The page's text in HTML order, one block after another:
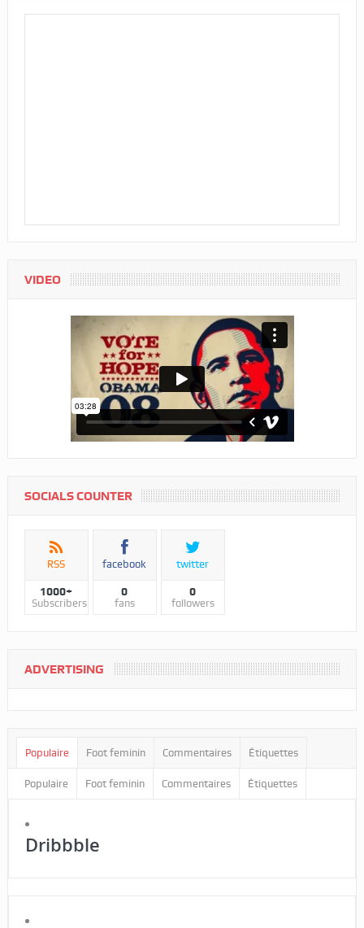
VIDEO
SOCIALS COUNTER
RSS
1000+
Subscribers
facebook
0
fans
twitter
0
followers
ADVERTISING
Populaire Foot feminin Commentaires Étiquettes
Populaire Foot feminin Commentaires Étiquettes
Dribbble